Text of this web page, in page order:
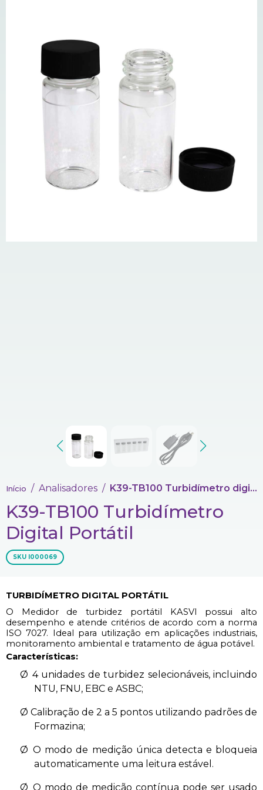
Início Analisadores K39-TB100 Turbidímetro digital portátil
K39-TB100 Turbidímetro
Digital Portátil
SKU I000069
TURBIDÍMETRO DIGITAL PORTÁTIL
O Medidor de turbidez portátil KASVI possui alto
desempenho e atende critérios de acordo com a norma
ISO 7027. Ideal para utilização em aplicações industriais,
monitoramento ambiental e tratamento de água potável.
Características:
Ø 4 unidades de turbidez selecionáveis, incluindo
NTU, FNU, EBC e ASBC;
Ø Calibração de 2 a 5 pontos utilizando padrões de
Formazina;
Ø O modo de medição única detecta e bloqueia
automaticamente uma leitura estável.
Ø O modo de medição contínua pode ser usado